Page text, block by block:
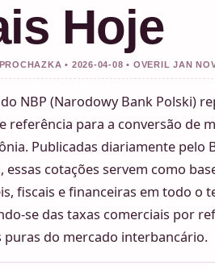
Hoje
• 2026-04-08 • OVERIL JAN
NBP (Narodowy Bank Polski)
referência para a conversão de
Publicadas diariamente pelo
essas cotações servem como
fiscais e financeiras em todo o
se das taxas comerciais por
puras do mercado interbancário.